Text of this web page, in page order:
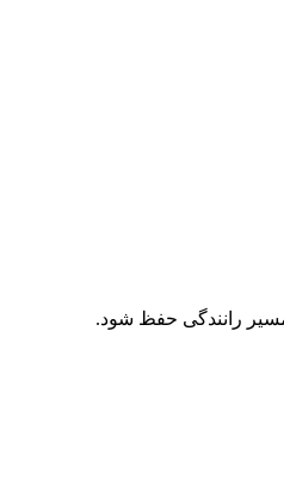
رانندگی حفظ شود.